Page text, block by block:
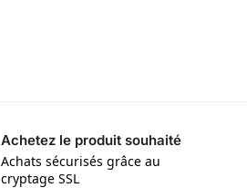
Achetez le produit souhaité
Achats sécurisés grâce au
cryptage SSL